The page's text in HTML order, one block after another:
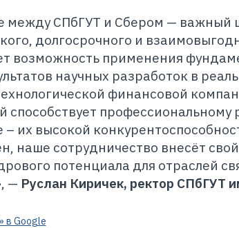
между СПбГУТ и Сбером — важный
долгосрочного и
возможность применения
научных разработок в
финансовой
способствует профессиональному
– их высокой
наше сотрудничество внесёт
потенциала для отраслей
— Руслан Киричек, ректор СПбГУТ
в Google